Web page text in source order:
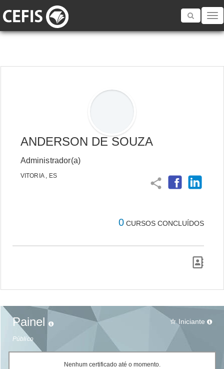
Toggle
ANDERSON DE SOUZA
Administrador(a)
VITORIA , ES
share
0 CURSOS CONCLUÍDOS
Painel
Público
star_border Iniciante
Nenhum certificado até o momento.